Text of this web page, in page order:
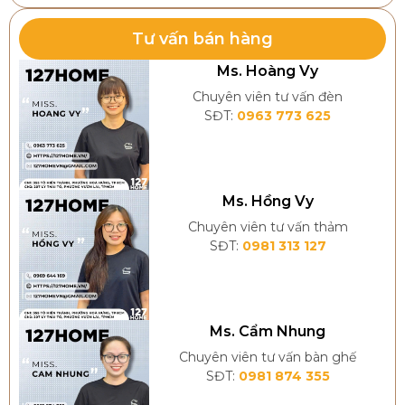
Tư vấn bán hàng
Ms. Hoàng Vy
Chuyên viên tư vấn đèn
SĐT: 0963 773 625
Ms. Hồng Vy
Chuyên viên tư vấn thảm
SĐT: 0981 313 127
Ms. Cẩm Nhung
Chuyên viên tư vấn bàn ghế
SĐT: 0981 874 355
Đèn bàn trang trí giúp tăng tính thẩm mỹ, tạo điểm
nhấn